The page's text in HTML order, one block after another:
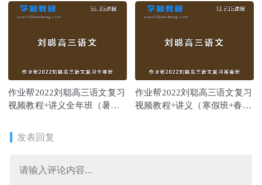
作业帮2022刘聪高三语文复习
视频教程+讲义全年班（暑假
作业帮2022刘聪高三语文复习
视频教程+讲义（寒假班+春季
发表回复